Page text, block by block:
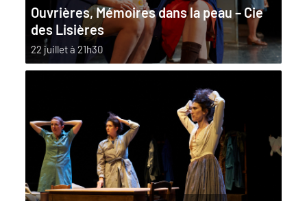
Ouvrières, Mémoires dans la peau – Cie
des Lisières
22 juillet à 21h30